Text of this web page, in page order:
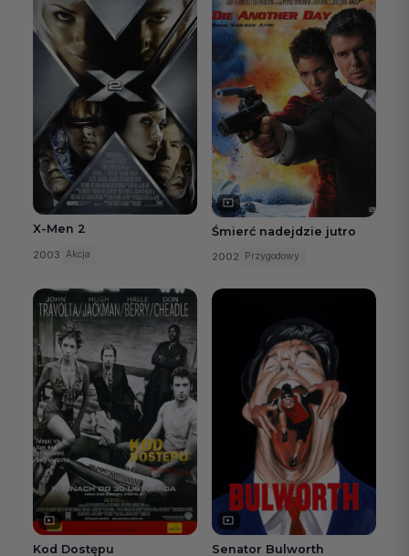
X-Men 2
2003 Akcja
Śmierć nadejdzie jutro
2002 Przygodowy
Kod Dostępu Senator Bulworth